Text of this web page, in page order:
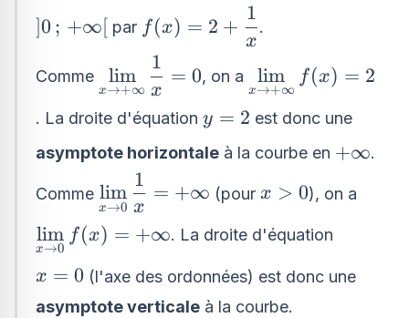
]0\,;\,+\infty[
]0 ; +∞[ par f(x) = 2
+
\dfrac{1}
{x}
f(x) = 2 +
x
1
.
Comme
\displaystyle\lim_{x
\to +\infty}
\dfrac{1}{x} = 0
x→+∞
lim
x
1
= 0, on a
\to +\infty} f(x)
2
x→+∞
lim f (x) = 2
. La droite d'équation y
2
y = 2 est donc une
asymptote horizontale à la courbe en +\infty
+∞.
Comme \displaystyle\lim_{x
\to 0} \dfrac{1}{x}
= +\infty
x→0
lim
x
1
= +∞ (pour x
0
x > 0), on a
\displaystyle\lim_{x
\to 0} f(x) =
+\infty
x→0
lim f (x) = +∞. La droite d'équation
x
=
x = 0 (l'axe des ordonnées) est donc une
asymptote verticale à la courbe.